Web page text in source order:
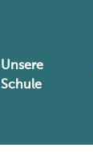
Unsere
Schule